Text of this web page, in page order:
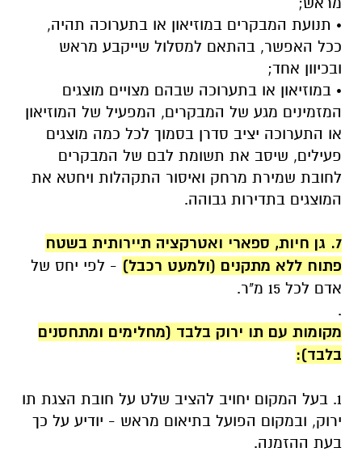
• תנועת המבקרים במוזיאון או בתערוכה תהיה,
ככל האפשר, בהתאם למסלול שייקבע מראש
ובכיוון אחד;
• במוזיאון או בתערוכה שבהם מצויים מוצגים
המזמינים מגע של המבקרים, המפעיל של המוזיאון
או התערוכה יציב סדרן בסמוך לכל כמה מוצגים
פעילים, שיסב את תשומת לבם של המבקרים
לחובת שמירת מרחק ואיסור התקהלות ויחטא את
המוצגים בתדירות גבוהה.
7. גן חיות, ספארי ואטרקציה תיירותית בשטח
פתוח ללא מתקנים (ולמעט רכבל) - לפי יחס של
אדם לכל 15 מ"ר.
.
מקומות עם תו ירוק בלבד (מחלימים ומתחסנים
בלבד):
1. בעל המקום יחויב להציב שלט על חובת הצגת תו
ירוק, ובמקום הפועל בתיאום מראש - יודיע על כך
בעת ההזמנה.